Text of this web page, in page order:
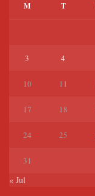
M T
3 4
10 11
17 18
24 25
31
« Jul